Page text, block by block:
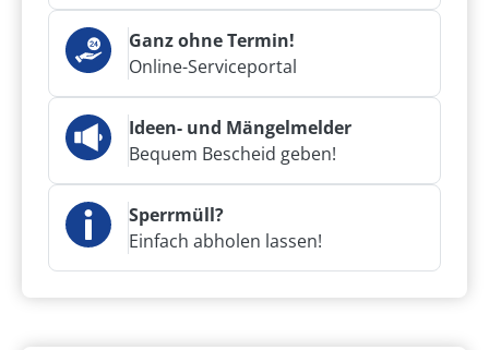
Ganz ohne Termin!
Online-Serviceportal
Ideen- und Mängelmelder
Bequem Bescheid geben!
Sperrmüll?
Einfach abholen lassen!